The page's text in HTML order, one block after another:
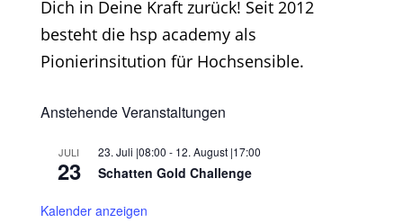
Dich in Deine Kraft zurück! Seit 2012
besteht die hsp academy als
Pionierinsitution für Hochsensible.
Anstehende Veranstaltungen
JULI
23
23. Juli |08:00 - 12. August |17:00
Schatten Gold Challenge
Kalender anzeigen